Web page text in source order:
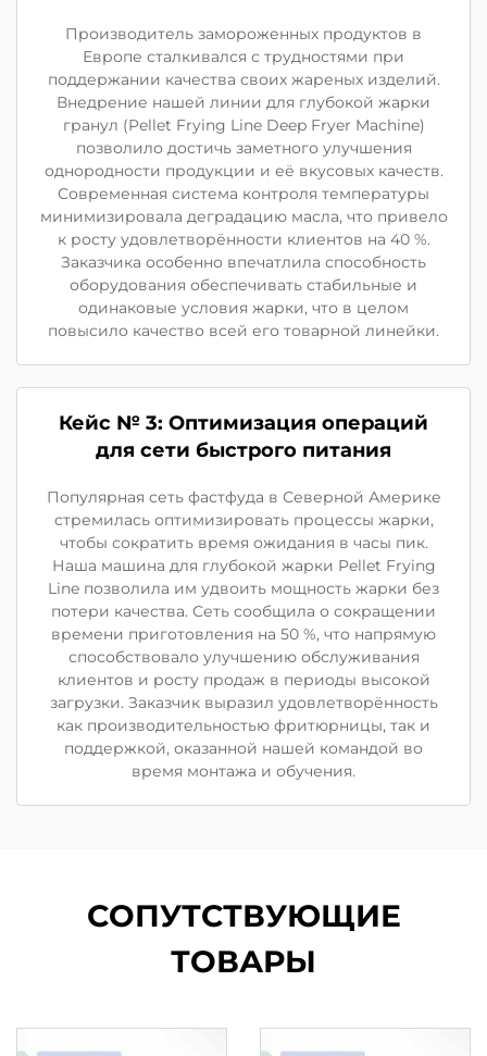
Производитель замороженных продуктов в
Европе сталкивался с трудностями при
поддержании качества своих жареных изделий.
Внедрение нашей линии для глубокой жарки
гранул (Pellet Frying Line Deep Fryer Machine)
позволило достичь заметного улучшения
однородности продукции и её вкусовых качеств.
Современная система контроля температуры
минимизировала деградацию масла, что привело
к росту удовлетворённости клиентов на 40 %.
Заказчика особенно впечатлила способность
оборудования обеспечивать стабильные и
одинаковые условия жарки, что в целом
повысило качество всей его товарной линейки.
Кейс № 3: Оптимизация операций
для сети быстрого питания
Популярная сеть фастфуда в Северной Америке
стремилась оптимизировать процессы жарки,
чтобы сократить время ожидания в часы пик.
Наша машина для глубокой жарки Pellet Frying
Line позволила им удвоить мощность жарки без
потери качества. Сеть сообщила о сокращении
времени приготовления на 50 %, что напрямую
способствовало улучшению обслуживания
клиентов и росту продаж в периоды высокой
загрузки. Заказчик выразил удовлетворённость
как производительностью фритюрницы, так и
поддержкой, оказанной нашей командой во
время монтажа и обучения.
СОПУТСТВУЮЩИЕ
ТОВАРЫ